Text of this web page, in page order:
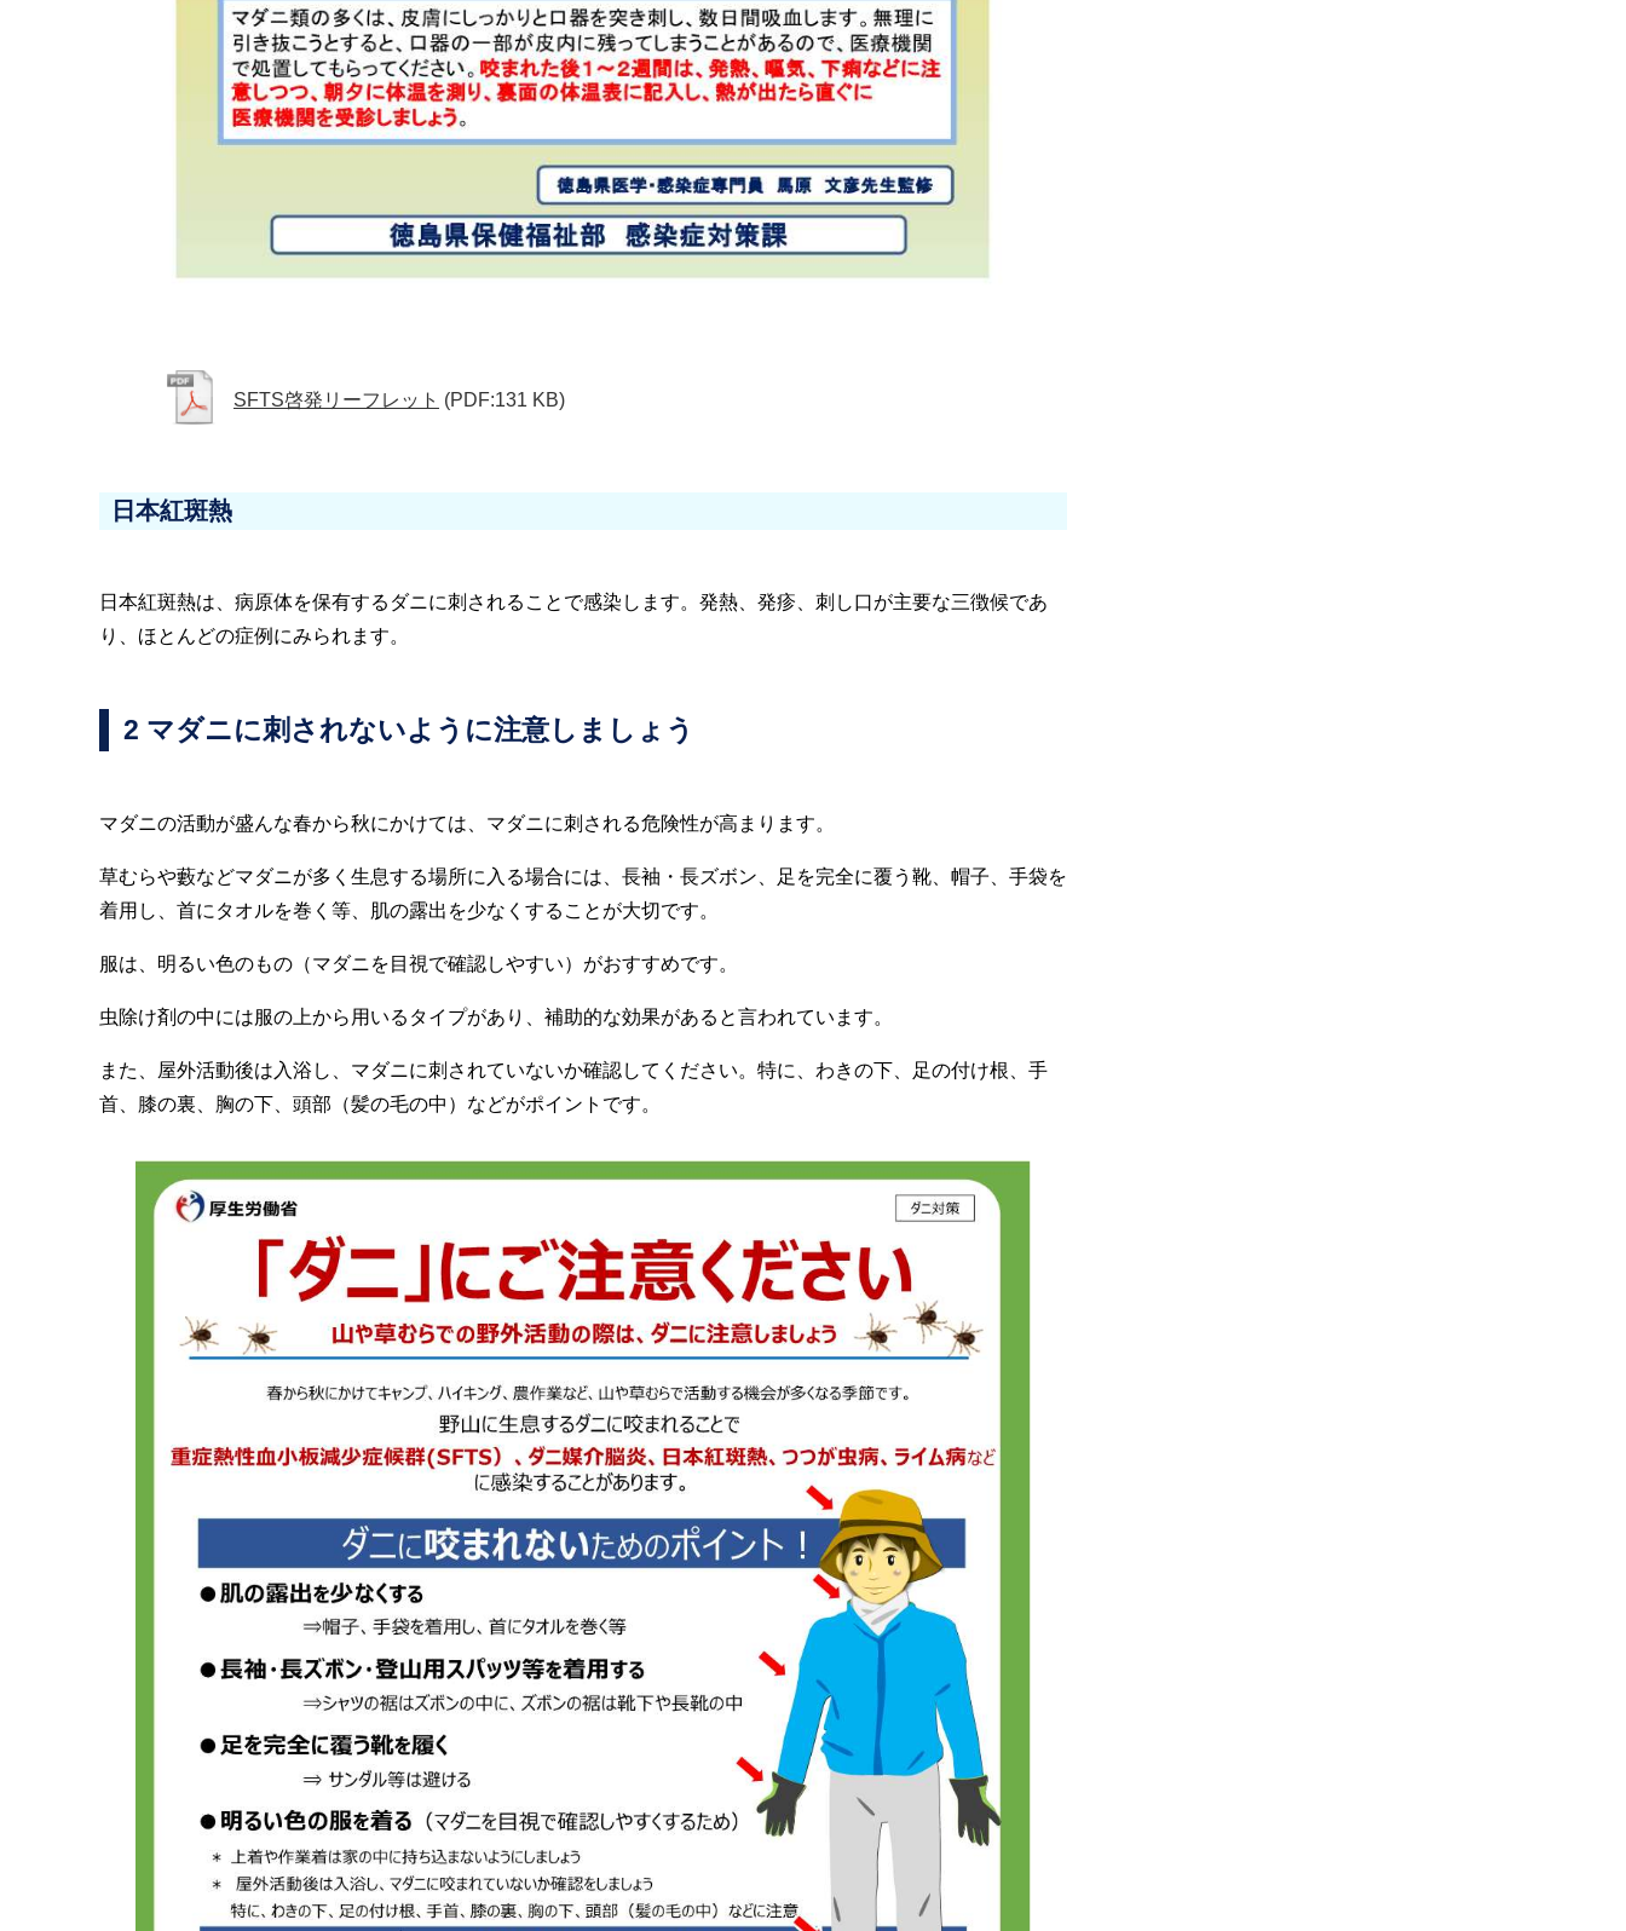
SFTS啓発リーフレット (PDF:131 KB)
日本紅斑熱
日本紅斑熱は、病原体を保有するダニに刺されることで感染します。発熱、発疹、刺し口が主要な三徴候であ
り、ほとんどの症例にみられます。
2 マダニに刺されないように注意しましょう
マダニの活動が盛んな春から秋にかけては、マダニに刺される危険性が高まります。
草むらや藪などマダニが多く生息する場所に入る場合には、長袖・長ズボン、足を完全に覆う靴、帽子、手袋を
着用し、首にタオルを巻く等、肌の露出を少なくすることが大切です。
服は、明るい色のもの（マダニを目視で確認しやすい）がおすすめです。
虫除け剤の中には服の上から用いるタイプがあり、補助的な効果があると言われています。
また、屋外活動後は入浴し、マダニに刺されていないか確認してください。特に、わきの下、足の付け根、手
首、膝の裏、胸の下、頭部（髪の毛の中）などがポイントです。